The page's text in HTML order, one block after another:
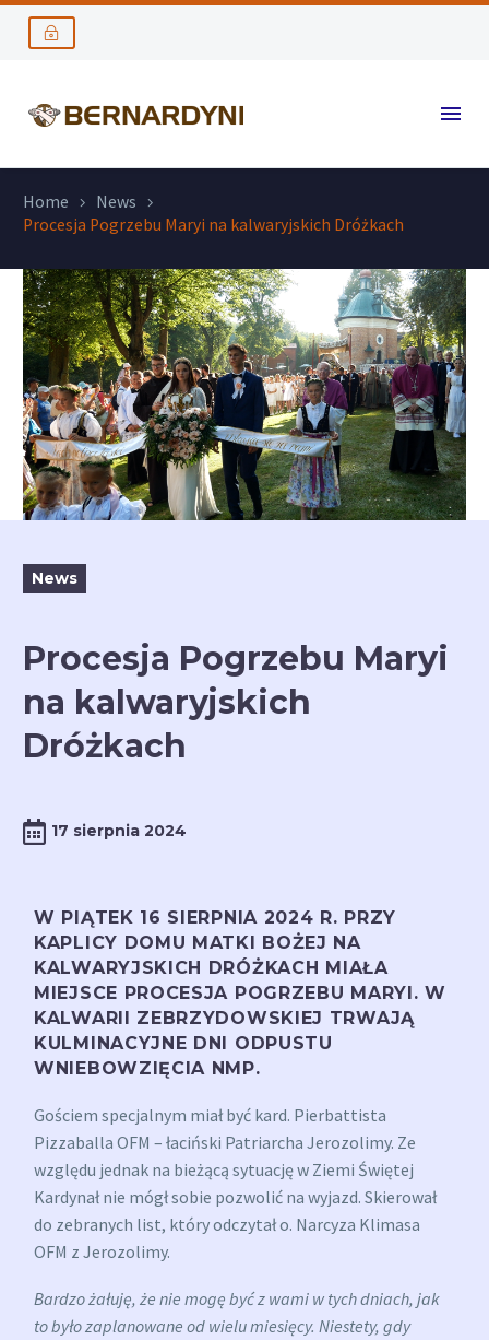
Home
News
Procesja Pogrzebu Maryi na kalwaryjskich Dróżkach
News
Procesja Pogrzebu Maryi
na kalwaryjskich
Dróżkach
17 sierpnia 2024
W PIĄTEK 16 SIERPNIA 2024 R. PRZY
KAPLICY DOMU MATKI BOŻEJ NA
KALWARYJSKICH DRÓŻKACH MIAŁA
MIEJSCE PROCESJA POGRZEBU MARYI. W
KALWARII ZEBRZYDOWSKIEJ TRWAJĄ
KULMINACYJNE DNI ODPUSTU
WNIEBOWZIĘCIA NMP.
Gościem specjalnym miał być kard. Pierbattista
Pizzaballa OFM – łaciński Patriarcha Jerozolimy. Ze
względu jednak na bieżącą sytuację w Ziemi Świętej
Kardynał nie mógł sobie pozwolić na wyjazd. Skierował
do zebranych list, który odczytał o. Narcyza Klimasa
OFM z Jerozolimy.
Bardzo żałuję, że nie mogę być z wami w tych dniach, jak
to było zaplanowane od wielu miesięcy. Niestety, gdy